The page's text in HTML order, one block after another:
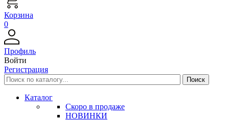
Корзина
0
Профиль
Войти
Регистрация
Каталог
Скоро в продаже
НОВИНКИ